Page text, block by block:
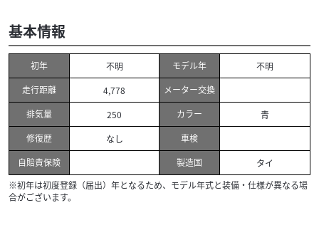
基本情報
初年 不明 モデル年
不明
走行距離
4,778
メーター交換
排気量
250 カラー
青
修復歴
なし
車検
自賠責保険
製造国
タイ
※初年は初度登録（届出）年となるため、モデル年式と装備・仕様が異なる場
合がございます。